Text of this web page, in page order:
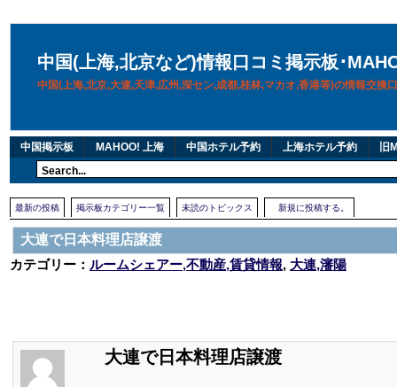
中国(上海,北京など)情報口コミ掲示板･
中国(上海,北京,大連,天津,広州,深セン,成都,桂林,マカオ,香港等)の情報交換
中国掲示板 MAHOO! 上海 中国ホテル予約 上海ホテル予約 旧
最新の投稿 掲示板カテゴリー一覧 未読のトピックス 新規に投稿する。
大連で日本料理店譲渡
カテゴリー： ルームシェアー,不動産,賃貸情報, 大連,瀋陽
大連で日本料理店譲渡